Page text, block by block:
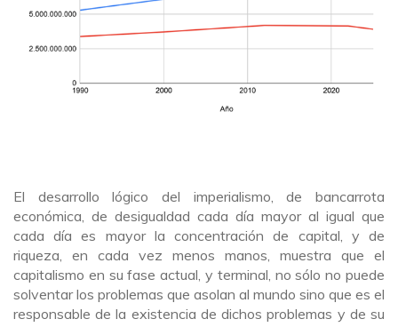
El desarrollo lógico del imperialismo, de bancarrota
económica, de desigualdad cada día mayor al igual que
cada día es mayor la concentración de capital, y de
riqueza, en cada vez menos manos, muestra que el
capitalismo en su fase actual, y terminal, no sólo no puede
solventar los problemas que asolan al mundo sino que es el
responsable de la existencia de dichos problemas y de su